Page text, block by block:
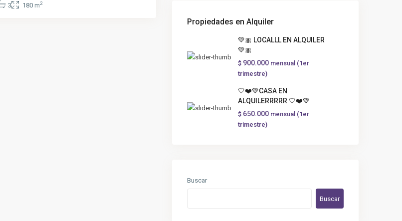
3 180 m2
Propiedades en Alquiler
💚🎀 LOCALLL EN ALQUILER
💚🎀
$ 900.000 mensual (1er
trimestre)
🤍❤️💚CASA EN
ALQUILERRRRR 🤍❤️💚
$ 650.000 mensual (1er
trimestre)
Buscar
Buscar